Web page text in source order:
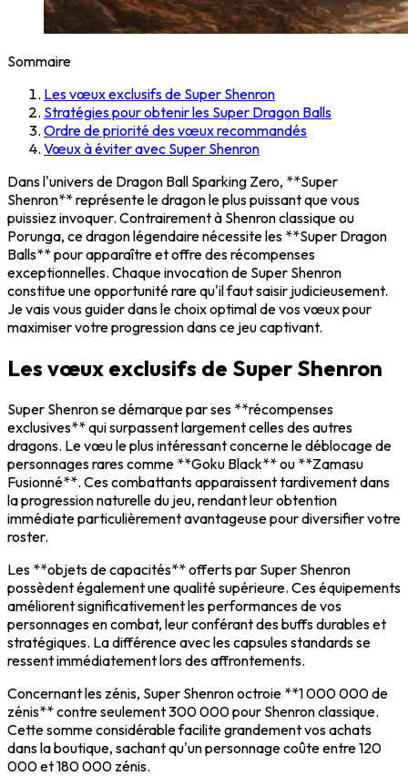
Sommaire
Les vœux exclusifs de Super Shenron
Stratégies pour obtenir les Super Dragon Balls
Ordre de priorité des vœux recommandés
Vœux à éviter avec Super Shenron
Dans l'univers de Dragon Ball Sparking Zero, **Super
Shenron** représente le dragon le plus puissant que vous
puissiez invoquer. Contrairement à Shenron classique ou
Porunga, ce dragon légendaire nécessite les **Super Dragon
Balls** pour apparaître et offre des récompenses
exceptionnelles. Chaque invocation de Super Shenron
constitue une opportunité rare qu'il faut saisir judicieusement.
Je vais vous guider dans le choix optimal de vos vœux pour
maximiser votre progression dans ce jeu captivant.
Les vœux exclusifs de Super Shenron
Super Shenron se démarque par ses **récompenses
exclusives** qui surpassent largement celles des autres
dragons. Le vœu le plus intéressant concerne le déblocage de
personnages rares comme **Goku Black** ou **Zamasu
Fusionné**. Ces combattants apparaissent tardivement dans
la progression naturelle du jeu, rendant leur obtention
immédiate particulièrement avantageuse pour diversifier votre
roster.
Les **objets de capacités** offerts par Super Shenron
possèdent également une qualité supérieure. Ces équipements
améliorent significativement les performances de vos
personnages en combat, leur conférant des buffs durables et
stratégiques. La différence avec les capsules standards se
ressent immédiatement lors des affrontements.
Concernant les zénis, Super Shenron octroie **1 000 000 de
zénis** contre seulement 300 000 pour Shenron classique.
Cette somme considérable facilite grandement vos achats
dans la boutique, sachant qu'un personnage coûte entre 120
000 et 180 000 zénis.